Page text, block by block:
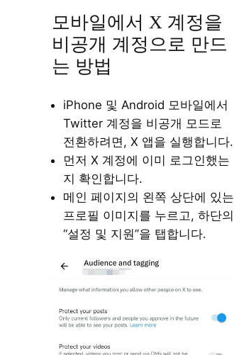
모바일에서 X 계정을
비공개 계정으로 만드
는 방법
iPhone 및 Android 모바일에서
Twitter 계정을 비공개 모드로
전환하려면, X 앱을 실행합니다.
먼저 X 계정에 이미 로그인했는
지 확인합니다.
메인 페이지의 왼쪽 상단에 있는
프로필 이미지를 누르고, 하단의
“설정 및 지원”을 탭합니다.